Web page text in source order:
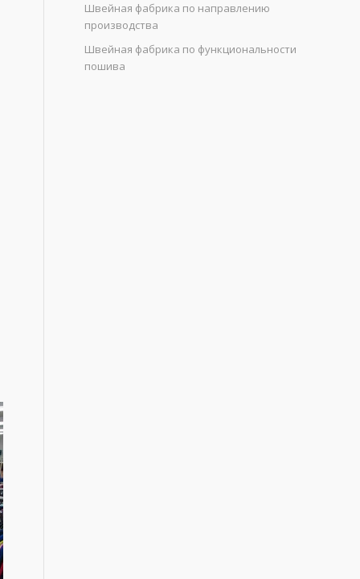
Швейная фабрика по направлению
производства
Швейная фабрика по функциональности
пошива